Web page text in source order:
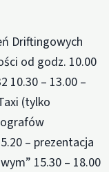
Driftingowych
od godz. 10.00
10.30 – 13.00 –
(tylko
– prezentacja
15.30 – 18.00